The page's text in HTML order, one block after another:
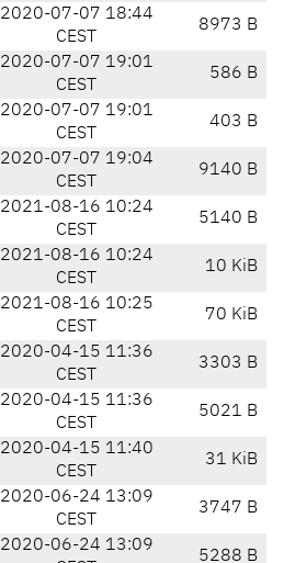
2020-07-07 18:44
CEST
8973 B
2020-07-07 19:01
CEST
586 B
2020-07-07 19:01
CEST
403 B
2020-07-07 19:04
CEST
9140 B
2021-08-16 10:24
CEST
5140 B
2021-08-16 10:24
CEST
10 KiB
2021-08-16 10:25
CEST
70 KiB
2020-04-15 11:36
CEST
3303 B
2020-04-15 11:36
CEST
5021 B
2020-04-15 11:40
CEST
31 KiB
2020-06-24 13:09
CEST
3747 B
2020-06-24 13:09
5288 B